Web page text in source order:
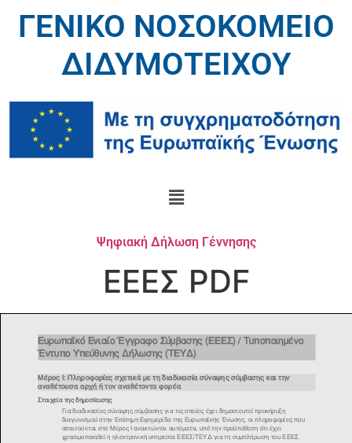
ΓΕΝΙΚΟ ΝΟΣΟΚΟΜΕΙΟ
ΔΙΔΥΜΟΤΕΙΧΟΥ
Ψηφιακή Δήλωση Γέννησης
ΕΕΕΣ PDF